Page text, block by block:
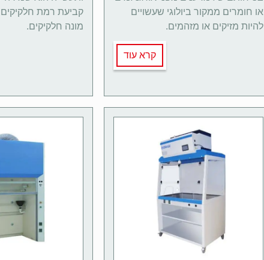
או חומרים ממקור ביולוגי שעשויים
להיות מזיקים או מזהמים.
קרא עוד
קביעת רמת
מונה חלקיקים.